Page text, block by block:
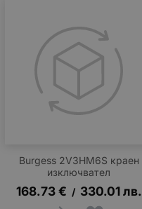
Burgess 2V3HM6S краен
изключвател
168.73 € / 330.01 лв.